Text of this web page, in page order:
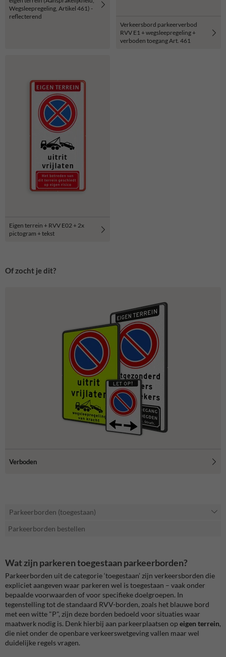
Wegsleepregeling, Artikel 461) -
reflecterend
Verkeersbord parkeerverbod
RVV E1 + wegsleepregeling +
verboden toegang Art. 461
Eigen terrein + RVV E02 + 2x
pictogram + tekst
Of zocht je dit?
Verboden
Parkeerborden (toegestaan)
Parkeerborden bestellen
Wat zijn parkeren toegestaan parkeerborden?
Parkeerborden uit de categorie ‘toegestaan’ zijn verkeersborden die
expliciet aangeven waar parkeren wel is toegestaan – vaak onder
bepaalde voorwaarden of voor specifieke doelgroepen. In
tegenstelling tot de standaard RVV-borden, zoals het blauwe bord
met een witte "P", zijn deze borden bedoeld voor situaties waar
maatwerk nodig is. Denk hierbij aan parkeerplaatsen op eigen terrein,
die niet onder de openbare verkeerswetgeving vallen maar wel
duidelijke regels vragen.